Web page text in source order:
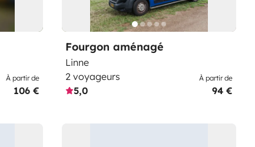
À partir de
106 €
Fourgon aménagé
Linne
2 voyageurs
5,0
À partir de
94 €